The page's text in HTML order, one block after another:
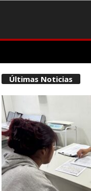
Últimas Noticias